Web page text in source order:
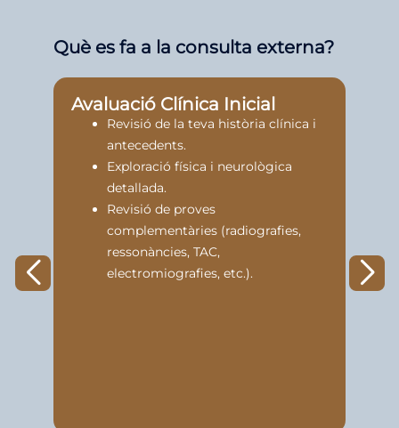
Què es fa a la consulta externa?
Avaluació Clínica Inicial
Revisió de la teva història clínica i
antecedents.
Exploració física i neurològica
detallada.
Revisió de proves
complementàries (radiografies,
ressonàncies, TAC,
electromiografies, etc.).